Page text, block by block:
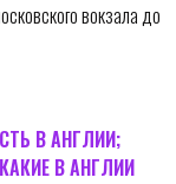
вокзала до
В АНГЛИИ;
В АНГЛИИ